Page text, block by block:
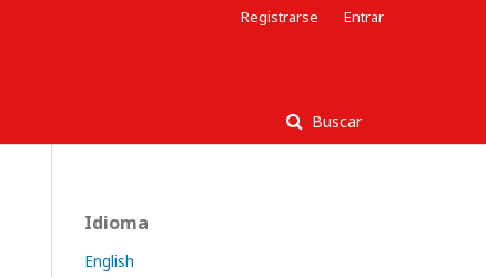
Buscar
Registrarse Entrar
Idioma
English